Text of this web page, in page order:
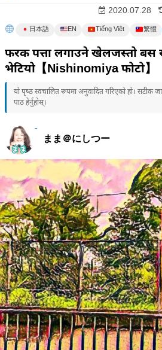
2020.07.28
日本語 EN Tiếng Việt 繁體
फरक पत्ता लगाउने खेलजस्तो बस
भेटियो【Nishinomiya फोटो】
यो पृष्ठ स्वचालित रूपमा अनुवादित गरिएको हो। सटीक
पाठ हेर्नुहोस्।
まま＠にしつー